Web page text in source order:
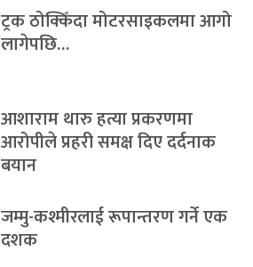
ट्रक ठोक्किँदा मोटरसाइकलमा आगो
लागेपछि…
आशाराम थारु हत्या प्रकरणमा
आरोपीले प्रहरी समक्ष दिए दर्दनाक
बयान
जम्मु-कश्मीरलाई रूपान्तरण गर्ने एक
दशक